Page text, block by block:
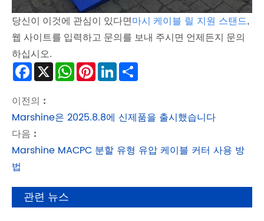
당신이 이것에 관심이 있다면 마시 케이블 릴 지원 스탠드,
웹 사이트를 입력하고 문의를 보내 주시면 언제든지 문의
하십시오.
Facebook
X WhatsApp
Pinterest
LinkedIn
이전의 :
Marshine은 2025.8.8에 신제품을 출시했습니다
다음 :
Marshine MACPC 분할 유형 유압 케이블 커터 사용 방
법
관련 뉴스